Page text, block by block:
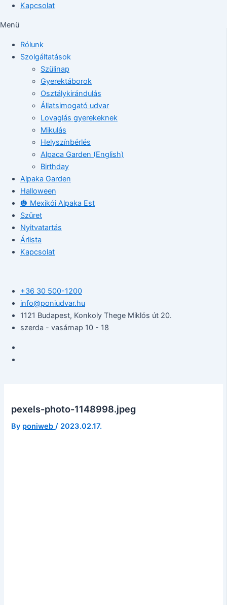
Kapcsolat
Menü
Rólunk
Szolgáltatások
Szülinap
Gyerektáborok
Osztálykirándulás
Állatsimogató udvar
Lovaglás gyerekeknek
Mikulás
Helyszínbérlés
Alpaca Garden (English)
Birthday
Alpaka Garden
Halloween
🎃 Mexikói Alpaka Est
Szüret
Nyitvatartás
Árlista
Kapcsolat
+36 30 500-1200​
info@poniudvar.hu
1121 Budapest, Konkoly Thege Miklós út 20.
szerda - vasárnap 10 - 18
pexels-photo-1148998.jpeg
By poniweb/ 2023.02.17.